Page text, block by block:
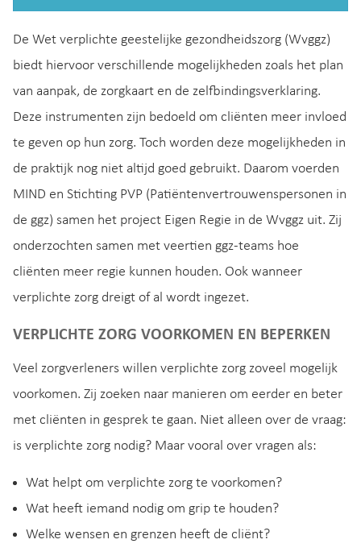
De Wet verplichte geestelijke gezondheidszorg (Wvggz)
biedt hiervoor verschillende mogelijkheden zoals het plan
van aanpak, de zorgkaart en de zelfbindingsverklaring.
Deze instrumenten zijn bedoeld om cliënten meer invloed
te geven op hun zorg. Toch worden deze mogelijkheden in
de praktijk nog niet altijd goed gebruikt. Daarom voerden
MIND en Stichting PVP (Patiëntenvertrouwenspersonen in
de ggz) samen het project Eigen Regie in de Wvggz uit. Zij
onderzochten samen met veertien ggz-teams hoe
cliënten meer regie kunnen houden. Ook wanneer
verplichte zorg dreigt of al wordt ingezet.
VERPLICHTE ZORG VOORKOMEN EN BEPERKEN
Veel zorgverleners willen verplichte zorg zoveel mogelijk
voorkomen. Zij zoeken naar manieren om eerder en beter
met cliënten in gesprek te gaan. Niet alleen over de vraag:
is verplichte zorg nodig? Maar vooral over vragen als:
Wat helpt om verplichte zorg te voorkomen?
Wat heeft iemand nodig om grip te houden?
Welke wensen en grenzen heeft de cliënt?